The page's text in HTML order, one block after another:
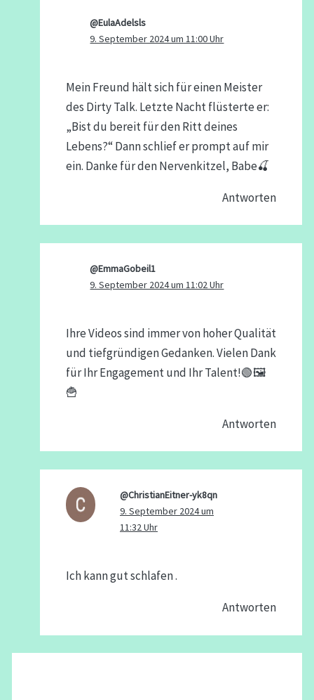
@EulaAdelsls
9. September 2024 um 11:00 Uhr
Mein Freund hält sich für einen Meister
des Dirty Talk. Letzte Nacht flüsterte er:
„Bist du bereit für den Ritt deines
Lebens?“ Dann schlief er prompt auf mir
ein. Danke für den Nervenkitzel, Babe🍒
Antworten
@EmmaGobeil1
9. September 2024 um 11:02 Uhr
Ihre Videos sind immer von hoher Qualität
und tiefgründigen Gedanken. Vielen Dank
für Ihr Engagement und Ihr Talent!🟢🖼
🍟
Antworten
@ChristianEitner-yk8qn
9. September 2024 um
11:32 Uhr
Ich kann gut schlafen .
Antworten